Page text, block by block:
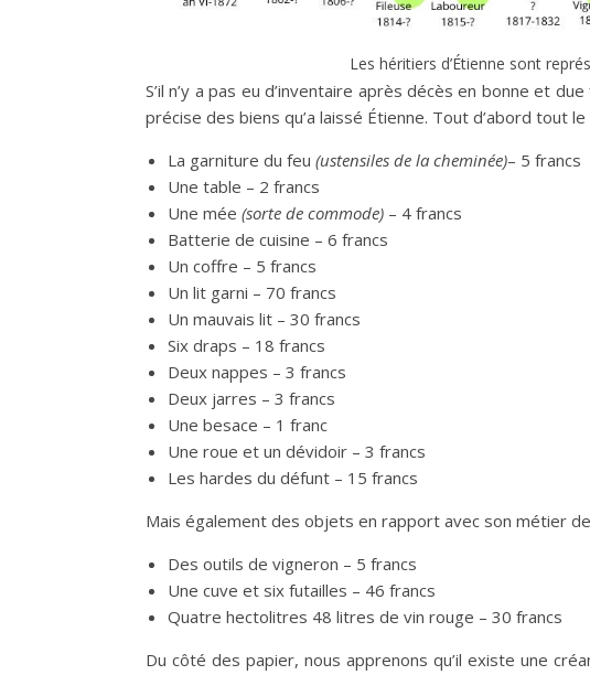
Les héritiers d’Étienne sont
S’il n’y a pas eu d’inventaire après décès en bonne et
précise des biens qu’a laissé Étienne. Tout d’abord tout
La garniture du feu (ustensiles de la cheminée)– 5 francs
Une table – 2 francs
Une mée (sorte de commode) – 4 francs
Batterie de cuisine – 6 francs
Un coffre – 5 francs
Un lit garni – 70 francs
Un mauvais lit – 30 francs
Six draps – 18 francs
Deux nappes – 3 francs
Deux jarres – 3 francs
Une besace – 1 franc
Une roue et un dévidoir – 3 francs
Les hardes du défunt – 15 francs
Mais également des objets en rapport avec son métier
Des outils de vigneron – 5 francs
Une cuve et six futailles – 46 francs
Quatre hectolitres 48 litres de vin rouge – 30 francs
Du côté des papier, nous apprenons qu’il existe une